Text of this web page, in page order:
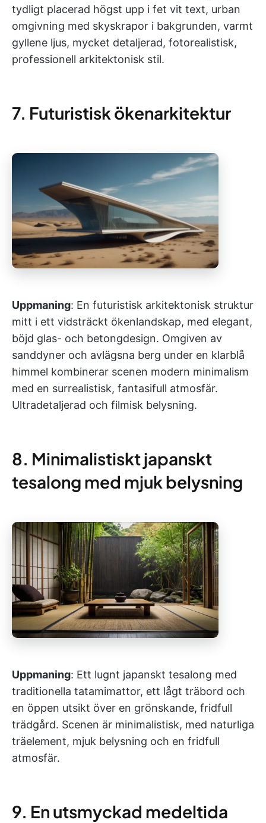
tydligt placerad högst upp i fet vit text, urban
omgivning med skyskrapor i bakgrunden, varmt
gyllene ljus, mycket detaljerad, fotorealistisk,
professionell arkitektonisk stil.
7. Futuristisk ökenarkitektur
Uppmaning: En futuristisk arkitektonisk struktur
mitt i ett vidsträckt ökenlandskap, med elegant,
böjd glas- och betongdesign. Omgiven av
sanddyner och avlägsna berg under en klarblå
himmel kombinerar scenen modern minimalism
med en surrealistisk, fantasifull atmosfär.
Ultradetaljerad och filmisk belysning.
8. Minimalistiskt japanskt
tesalong med mjuk belysning
Uppmaning: Ett lugnt japanskt tesalong med
traditionella tatamimattor, ett lågt träbord och
en öppen utsikt över en grönskande, fridfull
trädgård. Scenen är minimalistisk, med naturliga
träelement, mjuk belysning och en fridfull
atmosfär.
9. En utsmyckad medeltida